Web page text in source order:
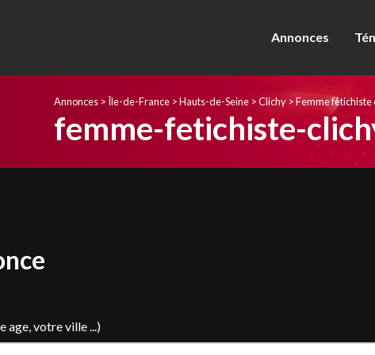
Annonces
Annonces >Île-de-France >Hauts-de-Seine >Clichy >Femme fétichiste
femme-fetichiste-
age, votre ville ...)